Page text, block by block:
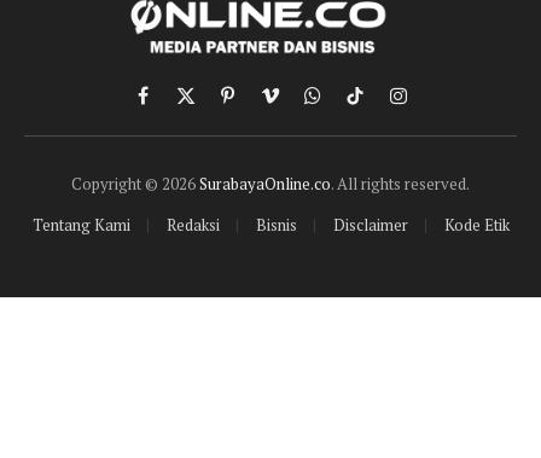
Facebook
X
(Twitter)
PinterestVimeoWhatsApp
TikTokInstagram
Copyright © 2026SurabayaOnline.co. All rights reserved.
Tentang Kami
Redaksi Bisnis Disclaimer Kode Etik